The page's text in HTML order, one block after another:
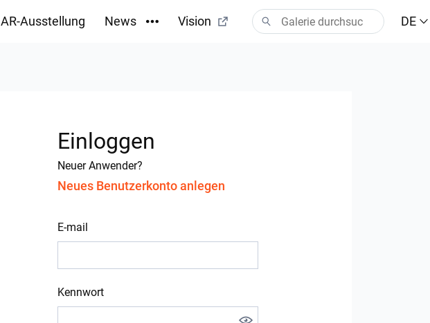
AR-Ausstellung News Vision DE
Einloggen
Neuer Anwender?
Neues Benutzerkonto anlegen
E-mail
Kennwort